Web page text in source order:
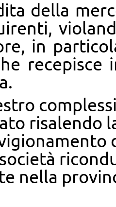
della
in
risalendo
nella